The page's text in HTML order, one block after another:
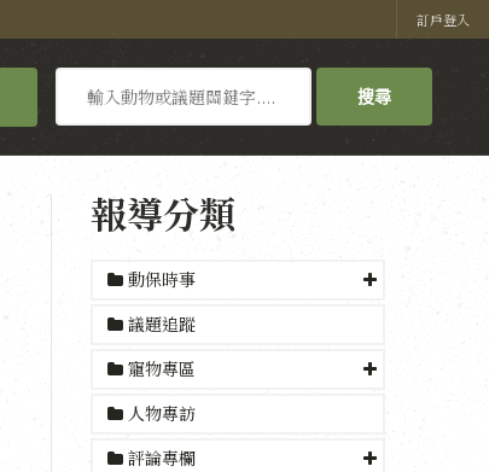
訂戶登入
尋
搜尋
報導分類
動保時事
議題追蹤
寵物專區
人物專訪
評論專欄